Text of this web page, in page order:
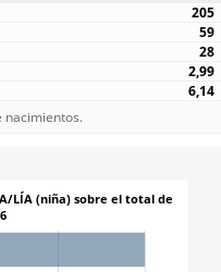
205
59
28
2,99
6,14
nacimientos.